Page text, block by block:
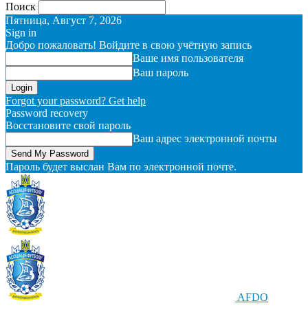
Поиск
Пятница, Август 7, 2026
Sign in
Добро пожаловать! Войдите в свою учётную запись
Ваше имя пользователя
Ваш пароль
Forgot your password? Get help
Password recovery
Восстановите свой пароль
Ваш адрес электронной почты
Пароль будет выслан Вам по электронной почте.
AFDO